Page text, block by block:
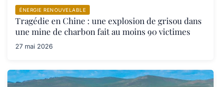
ÉNERGIE RENOUVELABLE
Tragédie en Chine : une explosion de grisou dans
une mine de charbon fait au moins 90 victimes
27 mai 2026